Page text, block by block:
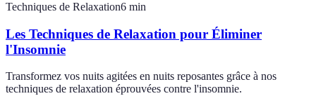
Techniques de Relaxation6 min
Les Techniques de Relaxation pour Éliminer
l'Insomnie
Transformez vos nuits agitées en nuits reposantes grâce à nos
techniques de relaxation éprouvées contre l'insomnie.